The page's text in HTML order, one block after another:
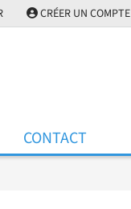
CRÉER UN COMPTE
CONTACT